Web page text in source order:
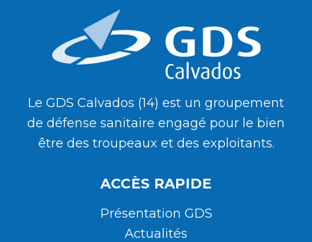
Le GDS Calvados (14) est un groupement
de défense sanitaire engagé pour le bien
être des troupeaux et des exploitants.
ACCÈS RAPIDE
Présentation GDS
Actualités